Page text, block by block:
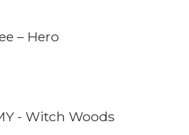
– Hero
- Witch Woods